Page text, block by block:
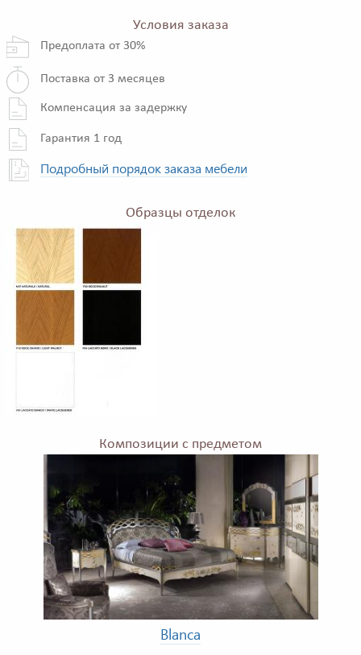
Условия заказа
Предоплата от 30%
Поставка от 3 месяцев
Компенсация за задержку
Гарантия 1 год
Подробный порядок заказа мебели
Образцы отделок
Композиции с предметом
Blanca